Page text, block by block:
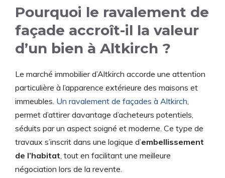
Pourquoi le ravalement de
façade accroît-il la valeur
d’un bien à Altkirch ?
Le marché immobilier d’Altkirch accorde une attention
particulière à l’apparence extérieure des maisons et
immeubles. Un ravalement de façades à Altkirch,
permet d’attirer davantage d’acheteurs potentiels,
séduits par un aspect soigné et moderne. Ce type de
travaux s’inscrit dans une logique d’embellissement
de l’habitat, tout en facilitant une meilleure
négociation lors de la revente.